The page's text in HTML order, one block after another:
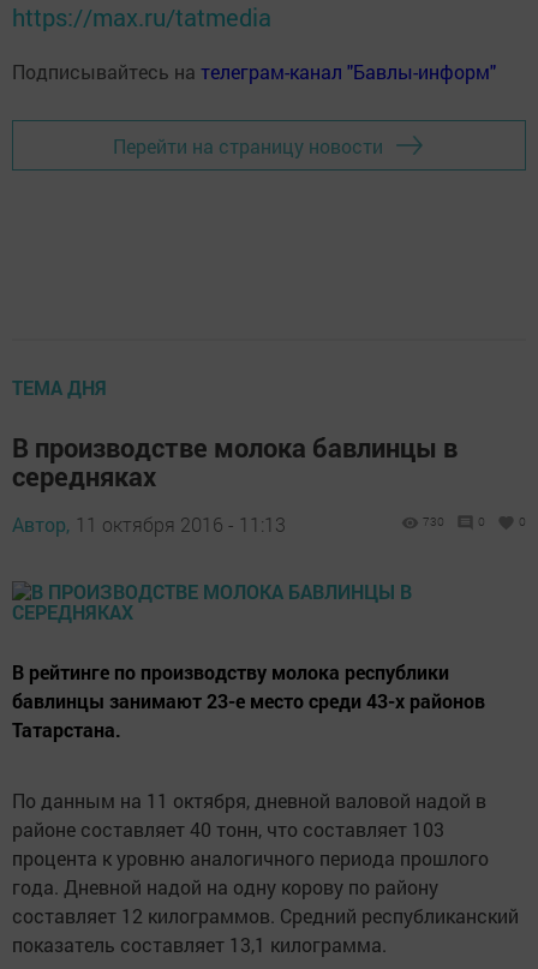
https://max.ru/tatmedia
Подписывайтесь на телеграм-канал "Бавлы-информ"
Перейти на страницу новости
ТЕМА ДНЯ
В производстве молока бавлинцы в
середняках
Автор, 11 октября 2016 - 11:13 730 0 0
В рейтинге по производству молока республики
бавлинцы занимают 23-е место среди 43-х районов
Татарстана.
По данным на 11 октября, дневной валовой надой в
районе составляет 40 тонн, что составляет 103
процента к уровню аналогичного периода прошлого
года. Дневной надой на одну корову по району
составляет 12 килограммов. Средний республиканский
показатель составляет 13,1 килограмма.